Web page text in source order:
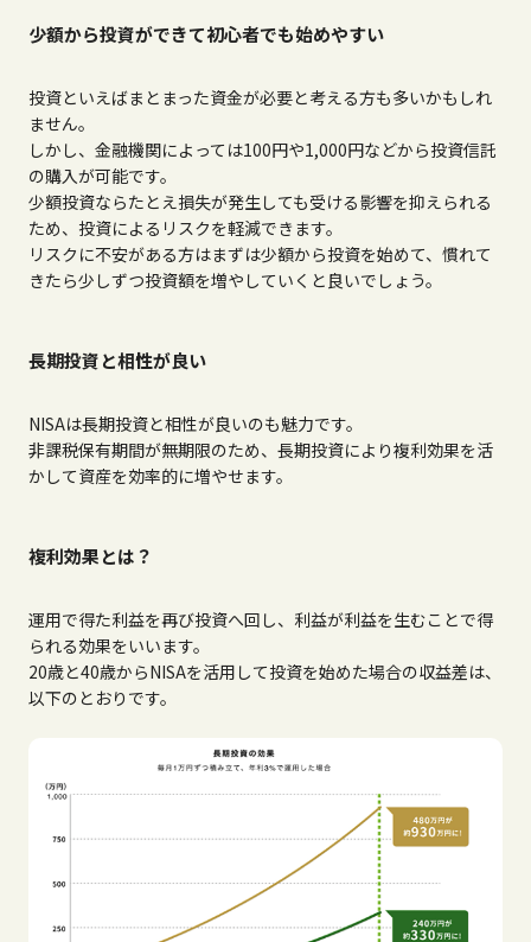
少額から投資ができて初心者でも始めやすい
投資といえばまとまった資金が必要と考える方も多いかもしれ
ません。
しかし、金融機関によっては100円や1,000円などから投資信託
の購入が可能です。
少額投資ならたとえ損失が発生しても受ける影響を抑えられる
ため、投資によるリスクを軽減できます。
リスクに不安がある方はまずは少額から投資を始めて、慣れて
きたら少しずつ投資額を増やしていくと良いでしょう。
長期投資と相性が良い
NISAは長期投資と相性が良いのも魅力です。
非課税保有期間が無期限のため、長期投資により複利効果を活
かして資産を効率的に増やせます。
複利効果とは？
運用で得た利益を再び投資へ回し、利益が利益を生むことで得
られる効果をいいます。
20歳と40歳からNISAを活用して投資を始めた場合の収益差は、
以下のとおりです。